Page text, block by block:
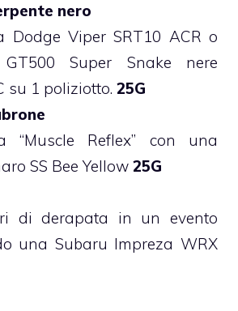
nero
Dodge Viper SRT10 ACR o
Super Snake nere
su 1 poliziotto. 25G
Reflex” con una
SS Bee Yellow 25G
di derapata in un evento
una Subaru Impreza WRX